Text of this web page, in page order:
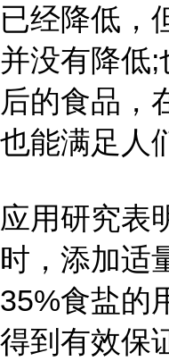
已经降低，
并没有降低
后的食品，
也能满足人
应用研究表
时，添加适
35%食盐的
得到有效保